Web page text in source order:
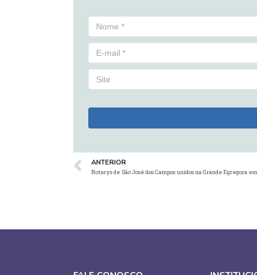
ANTERIOR
Rotarys de São José dos Campos unidos na Grande Egregora